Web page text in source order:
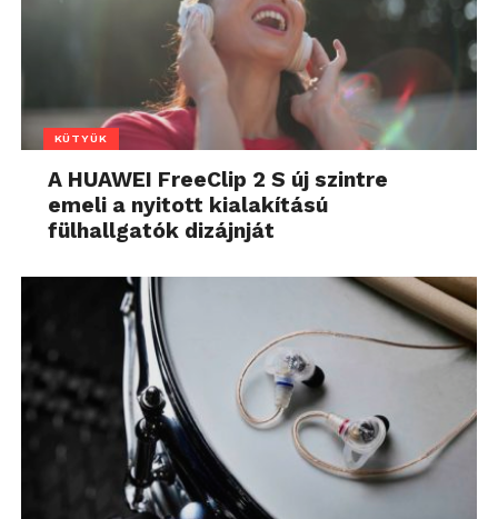
KÜTYÜK
A HUAWEI FreeClip 2 S új szintre
emeli a nyitott kialakítású
fülhallgatók dizájnját